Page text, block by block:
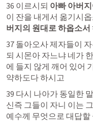
36 이르시되 아빠 아버
이 잔을 내게서 옮기시
버지의 원대로 하옵소서
37 돌아오사 제자들이
되 시몬아 자느냐 네가
에 들지 않게 깨어 있어
약하도다 하시고
39 다시 나아가 동일한
신즉 그들이 자니 이는
예수께 무엇으로 대답